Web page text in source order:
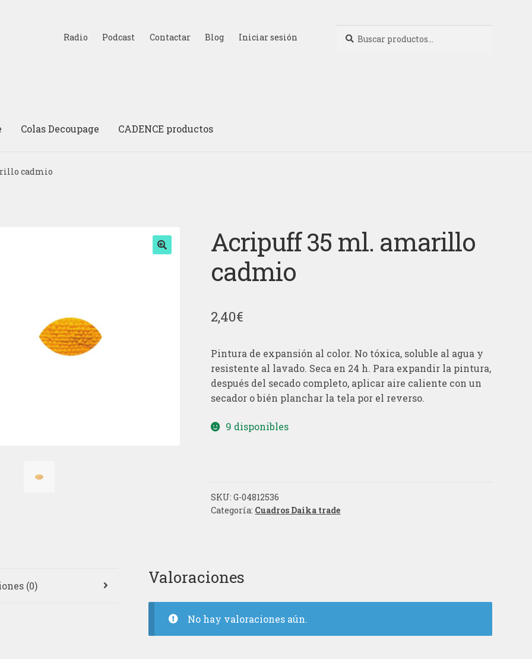
Radio Podcast Contactar Blog Iniciar sesión
por:
Colas Decoupage CADENCE productos
cadmio
Acripuff 35 ml. amarillo
cadmio
2,40€
Pintura de expansión al color. No tóxica, soluble al agua y
resistente al lavado. Seca en 24 h. Para expandir la pintura,
después del secado completo, aplicar aire caliente con un
secador o bién planchar la tela por el reverso.
9 disponibles
SKU:G-04812536
Categoría: Cuadros Daika trade
(0) Valoraciones
No hay valoraciones aún.